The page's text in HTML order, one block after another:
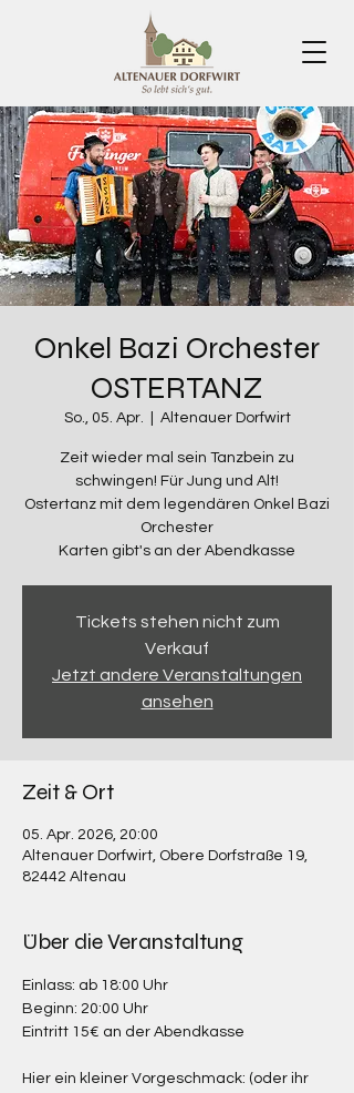
Onkel Bazi Orchester
OSTERTANZ
So., 05. Apr. Altenauer Dorfwirt
Zeit wieder mal sein Tanzbein zu
schwingen! Für Jung und Alt!
Ostertanz mit dem legendären Onkel Bazi
Orchester
Karten gibt's an der Abendkasse
Tickets stehen nicht zum
Verkauf
Jetzt andere Veranstaltungen
ansehen
Zeit & Ort
05. Apr. 2026, 20:00
Altenauer Dorfwirt, Obere Dorfstraße 19,
82442 Altenau
Über die Veranstaltung
Einlass: ab 18:00 Uhr
Beginn: 20:00 Uhr
Eintritt 15€ an der Abendkasse
Hier ein kleiner Vorgeschmack: (oder ihr